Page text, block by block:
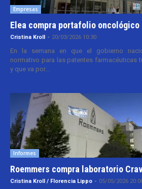
Empresas
Elea compra portafolio oncológico
Cristina Kroll - 20/03/2026 10:30
En la semana en que el gobierno
normativo para las patentes farmacéuticas
y que va por...
Informes
Roemmers compra laboratorio
Cristina Kroll / Florencia Lippo - 05/05/2026